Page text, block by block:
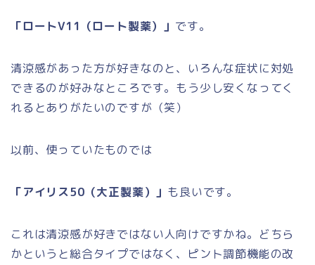
「ロートV11（ロート製薬）」 です。
清涼感があった方が好きなのと、いろんな症状に対処
できるのが好みなところです。もう少し安くなってく
れるとありがたいのですが（笑）
以前、使っていたものでは
「アイリス50（大正製薬）」 も良いです。
これは清涼感が好きではない人向けですかね。どちら
かというと総合タイプではなく、ピント調節機能の改